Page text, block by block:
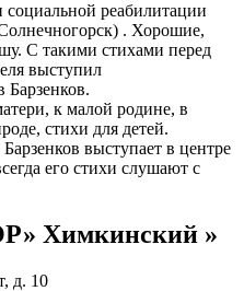
реабилитации
. Хорошие,
С такими стихами перед
выступил
Барзенков.
к малой родине, в
стихи для детей.
выступает в центре
его стихи слушают с
Химкинский »
д. 10